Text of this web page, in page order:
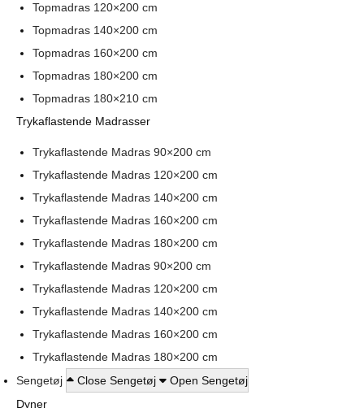
Topmadras 120×200 cm
Topmadras 140×200 cm
Topmadras 160×200 cm
Topmadras 180×200 cm
Topmadras 180×210 cm
Trykaflastende Madrasser
Trykaflastende Madras 90×200 cm
Trykaflastende Madras 120×200 cm
Trykaflastende Madras 140×200 cm
Trykaflastende Madras 160×200 cm
Trykaflastende Madras 180×200 cm
Trykaflastende Madras 90×200 cm
Trykaflastende Madras 120×200 cm
Trykaflastende Madras 140×200 cm
Trykaflastende Madras 160×200 cm
Trykaflastende Madras 180×200 cm
Sengetøj
Close Sengetøj
Open Sengetøj
Dyner